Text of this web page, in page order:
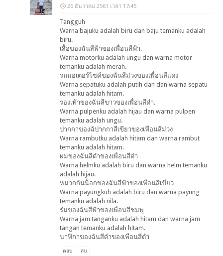
26 ธันวาคม 2561 เวลา 17:45
Tangguh
Warna bajuku adalah biru dan baju temanku adalah
biru.
เสื้อของฉันสีฟ้าของเพื่อนสีฟ้า.
Warna motorku adalah ungu dan warna motor
temanku adalah merah.
รถมอเตอร์ไซค์ของฉันสีม่วงของเพื่อนสีแดง
Warna sepatuku adalah putih dan dan warna sepatu
temanku adalah hitam.
รองเท้าของฉันสีขาวของเพื่อนสีดำ.
Warna pulpenku adalah hijau dan warna pulpen
temanku adalah ungu.
ปากกาของฉัปากกาสีเขียวของเพื่อนสีม่วง
Warna rambutku adalah hitam dan warna rambut
temanku adalah hitam.
ผมของฉันสีดำของเพื่อนสีดำ
Warna helmku adalah biru dan warna helm temanku
adalah hijau.
หมวกกันน็อกของฉันสีฟ้าของเพื่อนสีเขียว
Warna payungkuh adalah biru dan warna payung
temanku adalah nila.
ร่มของฉันสีฟ้าของเพื่อนสีชมพู
Warna jam tanganku adalah hitam dan warna jam
tangan temanku adalah hitam.
นาฬิกาของฉันสีดำของเพื่อนสีดำ
ตอบ ลบ